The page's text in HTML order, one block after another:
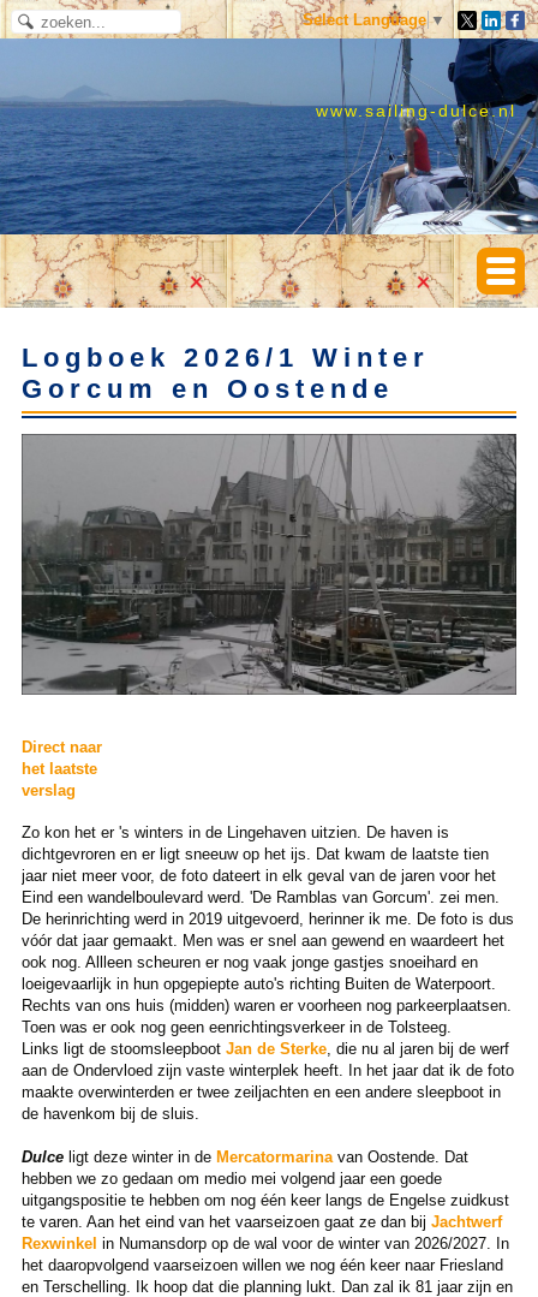
Select Language ▼
www.sailing-dulce.nl
Logboek 2026/1 Winter
Gorcum en Oostende
Direct naar
het laatste
verslag
Zo kon het er 's winters in de Lingehaven uitzien. De haven is
dichtgevroren en er ligt sneeuw op het ijs. Dat kwam de laatste tien
jaar niet meer voor, de foto dateert in elk geval van de jaren voor het
Eind een wandelboulevard werd. 'De Ramblas van Gorcum'. zei men.
De herinrichting werd in 2019 uitgevoerd, herinner ik me. De foto is dus
vóór dat jaar gemaakt. Men was er snel aan gewend en waardeert het
ook nog. Allleen scheuren er nog vaak jonge gastjes snoeihard en
loeigevaarlijk in hun opgepiepte auto's richting Buiten de Waterpoort.
Rechts van ons huis (midden) waren er voorheen nog parkeerplaatsen.
Toen was er ook nog geen eenrichtingsverkeer in de Tolsteeg.
Links ligt de stoomsleepboot Jan de Sterke, die nu al jaren bij de werf
aan de Ondervloed zijn vaste winterplek heeft. In het jaar dat ik de foto
maakte overwinterden er twee zeiljachten en een andere sleepboot in
de havenkom bij de sluis.
Dulceligt deze winter in de Mercatormarinavan Oostende. Dat
hebben we zo gedaan om medio mei volgend jaar een goede
uitgangspositie te hebben om nog één keer langs de Engelse zuidkust
te varen. Aan het eind van het vaarseizoen gaat ze dan bij Jachtwerf
Rexwinkel in Numansdorp op de wal voor de winter van 2026/2027. In
het daaropvolgend vaarseizoen willen we nog één keer naar Friesland
en Terschelling. Ik hoop dat die planning lukt. Dan zal ik 81 jaar zijn en